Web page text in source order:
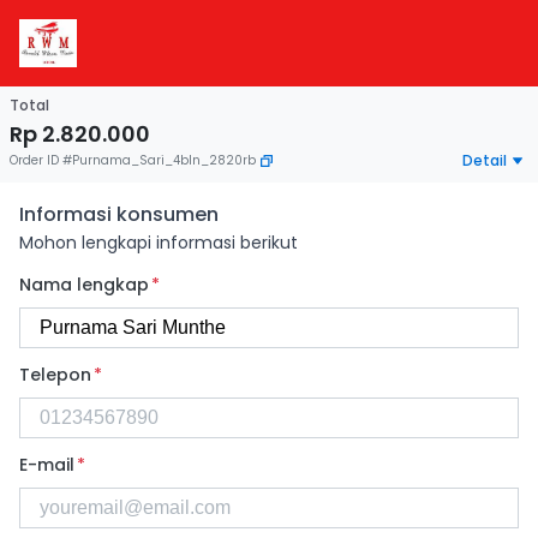
Total
Rp 2.820.000
Order ID #Purnama_Sari_4bln_2820rb Detail
Informasi konsumen
Mohon lengkapi informasi berikut
Nama lengkap *
Telepon *
E-mail *